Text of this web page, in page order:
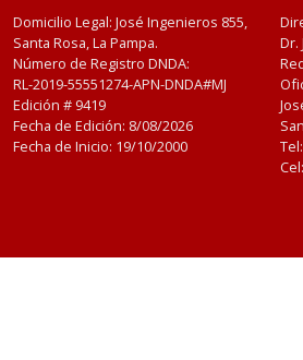
Domicilio Legal: José Ingenieros 855,
Santa Rosa, La Pampa.
Número de Registro DNDA:
RL-2019-55551274-APN-DNDA#MJ
Edición # 9419
Fecha de Edición: 8/08/2026
Fecha de Inicio: 19/10/2000
Dr.